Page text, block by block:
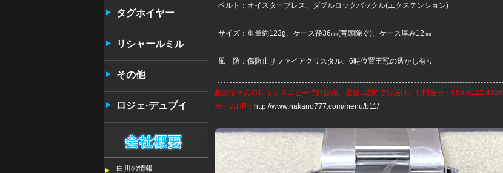
タンタン
タグホイヤー
リシャールミル
その他
ロジェ·デュブイ
白川の情報
ベルト：オイスターブレス、ダブルロックバックル(エクステンション)
サイズ：重量約123g、ケース径36㎜(竜頭除ぐ)、ケース厚み12㎜
風 防：傷防止サファイアクリスタル、6時位置王冠の透かし有り
超割引きのロレックスコピー時計販売、最短1週間でお届け。お問合せ：050-3122-4536
ホームHP： http://www.nakano777.com/menu/b11/